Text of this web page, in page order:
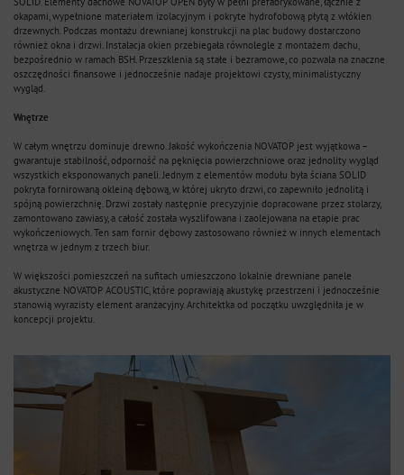
okapami, wypełnione materiałem izolacyjnym i pokryte hydrofobową płytą z włókien
drzewnych. Podczas montażu drewnianej konstrukcji na plac budowy dostarczono
również okna i drzwi. Instalacja okien przebiegała równolegle z montażem dachu,
bezpośrednio w ramach BSH. Przeszklenia są stałe i bezramowe, co pozwala na znaczne
oszczędności finansowe i jednocześnie nadaje projektowi czysty, minimalistyczny
wygląd.
Wnętrze
W całym wnętrzu dominuje drewno. Jakość wykończenia NOVATOP jest wyjątkowa –
gwarantuje stabilność, odporność na pęknięcia powierzchniowe oraz jednolity wygląd
wszystkich eksponowanych paneli. Jednym z elementów modułu była ściana SOLID
pokryta fornirowaną okleiną dębową, w której ukryto drzwi, co zapewniło jednolitą i
spójną powierzchnię. Drzwi zostały następnie precyzyjnie dopracowane przez stolarzy,
zamontowano zawiasy, a całość została wyszlifowana i zaolejowana na etapie prac
wykończeniowych. Ten sam fornir dębowy zastosowano również w innych elementach
wnętrza w jednym z trzech biur.
W większości pomieszczeń na sufitach umieszczono lokalnie drewniane panele
akustyczne NOVATOP ACOUSTIC, które poprawiają akustykę przestrzeni i jednocześnie
stanowią wyrazisty element aranżacyjny. Architektka od początku uwzględniła je w
koncepcji projektu.